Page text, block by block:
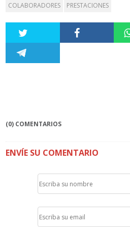
COLABORADORES
PRESTACIONES
(0) COMENTARIOS
ENVÍE SU COMENTARIO